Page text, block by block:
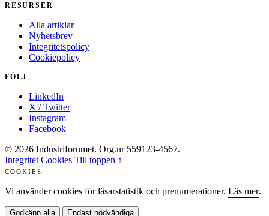
RESURSER
Alla artiklar
Nyhetsbrev
Integritetspolicy
Cookiepolicy
FÖLJ
LinkedIn
X / Twitter
Instagram
Facebook
© 2026 Industriforumet. Org.nr 559123-4567.
Integritet Cookies Till toppen ↑
COOKIES
Vi använder cookies för läsarstatistik och prenumerationer. Läs mer.
Godkänn alla Endast nödvändiga